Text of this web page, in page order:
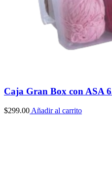
Caja Gran Box con ASA
$299.00 Añadir al carrito